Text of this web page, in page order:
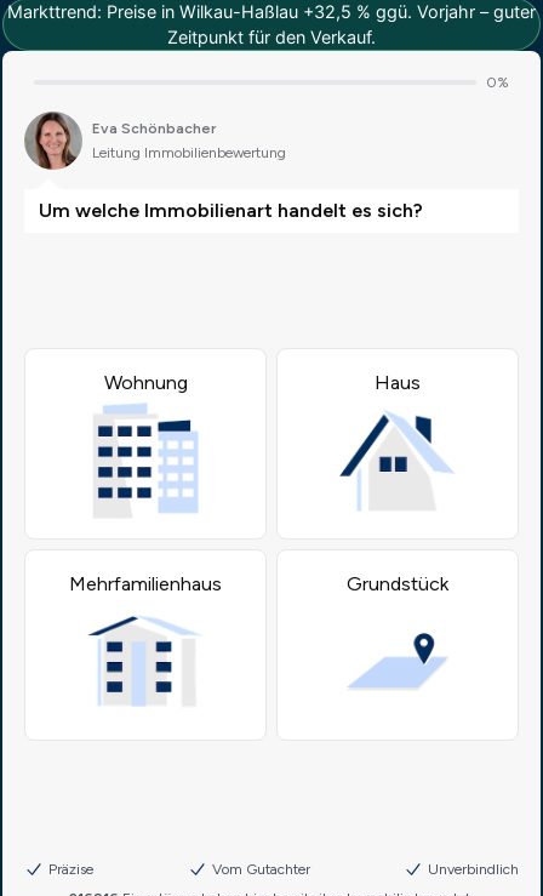
Markttrend: Preise in Wilkau-Haßlau +32,5 % ggü. Vorjahr – guter
Zeitpunkt für den Verkauf.